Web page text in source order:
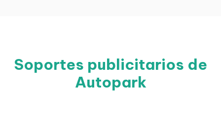
Soportes publicitarios de
Autopark